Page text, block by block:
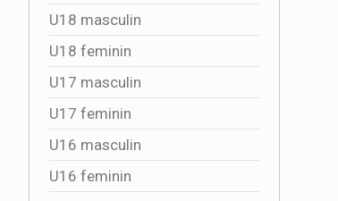
U18 masculin
U18 feminin
U17 masculin
U17 feminin
U16 masculin
U16 feminin